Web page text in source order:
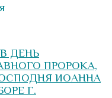
ДЕНЬ
ПРОРОКА,
ИОАННА
Г.